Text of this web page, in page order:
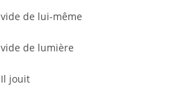
vide de lui-même
vide de lumière
Il jouit